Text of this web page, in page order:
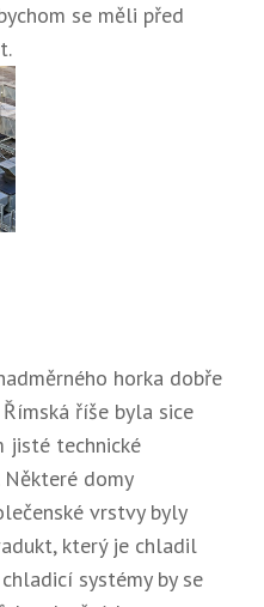
se měli před
horka dobře
říše byla sice
jisté technické
domy
vrstvy byly
který je chladil
systémy by se